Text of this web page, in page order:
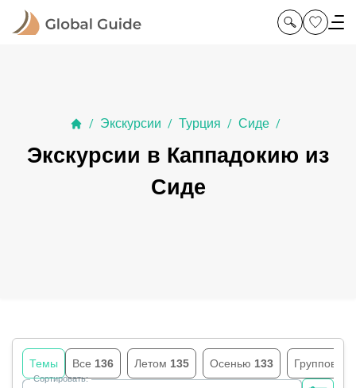
/ Экскурсии / Турция / Сиде /
Экскурсии в Каппадокию из
Сиде
Темы Все 136 Летом 135 Осенью 133 Групповые
Сортировать: